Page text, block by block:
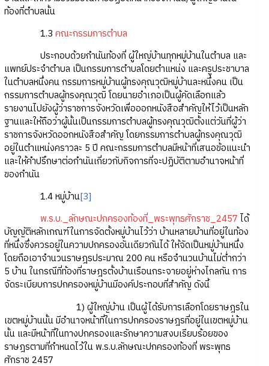
ท้องที่ตำบลนั้น
1.3 คณะกรรมการตำบล
ประกอบด้วยกำนันท้องที่ ผู้ใหญ่บ้านทุกหมู่บ้านในตำบล และ
แพทย์ประจำตำบล เป็นกรรมการตำบลโดยตำแหน่ง และครูประชาบาล
ในตำบลหนึ่งคน กรรมการหมู่บ้านผู้ทรงคุณวุฒิหมู่บ้านละหนึ่งคน เป็น
กรรมการตำบลผู้ทรงคุณวุฒิ โดยนายอำเภอเป็นผู้คัดเลือกแล้ว
รายงานไปยังผู้ว่าราชการจังหวัดเพื่อออกหนังสือสำคัญให้ไว้เป็นหลัก
ฐานและให้ถือว่าผู้นั้นเป็นกรรมการตำบลผู้ทรงคุณวุฒิตั้งแต่วันที่ผู้ว่า
ราชการจังหวัดออกหนังสือสำคัญ โดยกรรมการตำบลผู้ทรงคุณวุฒิ
อยู่ในตำแหน่งคราวละ 5 ปี คณะกรรมการตำบลมีหน้าที่เสนอข้อแนะนำ
และให้คำปรึกษาต่อกำนันเกี่ยวกับกิจการที่จะปฏิบัติตามอำนาจหน้าที่
ของกำนัน
1.4 หมู่บ้าน[3]
พ.ร.บ._ลักษณะปกครองท้องที่_พระพุทธศักราช_2457 ได้
บัญญัติหลักเกณฑ์ในการจัดตั้งหมู่บ้านไว้ว่า บ้านหลายบ้านที่อยู่ในท้อง
ที่หนึ่งซึ่งควรอยู่ในความปกครองอันเดียวกันได้ ให้จัดเป็นหมู่บ้านหนึ่ง
โดยถือเอาจำนวนราษฎรประมาณ 200 คน หรือจำนวนบ้านไม่ต่ำกว่า
5 บ้าน ในกรณีที่ท้องที่ราษฎรตั้งบ้านเรือนกระจายอยู่ห่างไกลกัน การ
จัดระเบียบการปกครองหมู่บ้านมีองค์ประกอบที่สำคัญ ดังนี้
1) ผู้ใหญ่บ้าน เป็นผู้ได้รับการเลือกโดยราษฎรใน
เขตหมู่บ้านนั้น มีอำนาจหน้าที่ในการปกครองราษฎรที่อยู่ในเขตหมู่บ้าน
นั้น และมีหน้าที่ในทางปกครองและรักษาความสงบเรียบร้อยของ
ราษฎรตามที่กำหนดไว้ใน พ.ร.บ.ลักษณะปกครองท้องที่ พระพุทธ
ศักราช 2457